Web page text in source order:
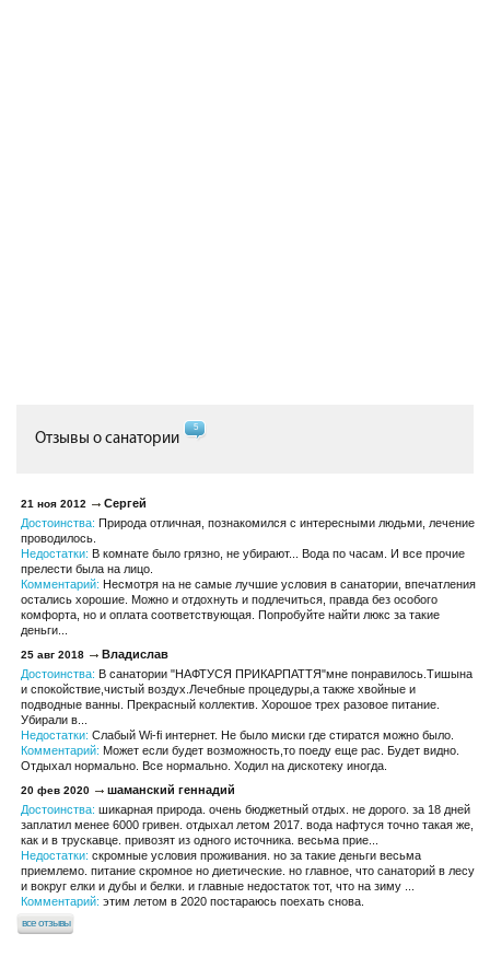
Отзывы о санатории
5
21 ноя 2012
Сергей
Достоинства: Природа отличная, познакомился с интересными людьми, лечение
проводилось.
Недостатки: В комнате было грязно, не убирают... Вода по часам. И все прочие
прелести была на лицо.
Комментарий: Несмотря на не самые лучшие условия в санатории, впечатления
остались хорошие. Можно и отдохнуть и подлечиться, правда без особого
комфорта, но и оплата соответствующая. Попробуйте найти люкс за такие
деньги...
25 авг 2018
Владислав
Достоинства: В санатории "НАФТУСЯ ПРИКАРПАТТЯ"мне понравилось.Тишына
и спокойствие,чистый воздух.Лечебные процедуры,а также хвойные и
подводные ванны. Прекрасный коллектив. Хорошое трех разовое питание.
Убирали в...
Недостатки: Слабый Wi-fi интернет. Не было миски где стиратся можно было.
Комментарий: Может если будет возможность,то поеду еще рас. Будет видно.
Отдыхал нормально. Все нормально. Ходил на дискотеку иногда.
20 фев 2020
шаманский геннадий
Достоинства: шикарная природа. очень бюджетный отдых. не дорого. за 18 дней
заплатил менее 6000 гривен. отдыхал летом 2017. вода нафтуся точно такая же,
как и в трускавце. привозят из одного источника. весьма прие...
Недостатки: скромные условия проживания. но за такие деньги весьма
приемлемо. питание скромное но диетические. но главное, что санаторий в лесу
и вокруг елки и дубы и белки. и главные недостаток тот, что на зиму ...
Комментарий: этим летом в 2020 постараюсь поехать снова.
все отзывы